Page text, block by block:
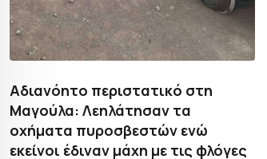
Αδιανόητο περιστατικό στη
Μαγούλα: Λεηλάτησαν τα
οχήματα πυροσβεστών ενώ
εκείνοι έδιναν μάχη με τις φλόγες